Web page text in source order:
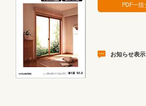
お知らせ表示